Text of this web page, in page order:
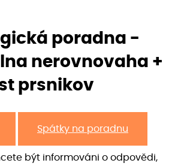
poradna -
nerovnovaha +
prsnikov
Spátky na poradnu
být informováni o odpovědi,